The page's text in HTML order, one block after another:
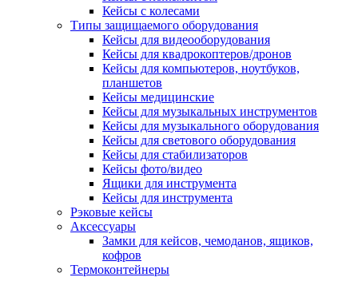
Кейсы с колесами
Типы защищаемого оборудования
Кейсы для видеооборудования
Кейсы для квадрокоптеров/дронов
Кейсы для компьютеров, ноутбуков,
планшетов
Кейсы медицинские
Кейсы для музыкальных инструментов
Кейсы для музыкального оборудования
Кейсы для светового оборудования
Кейсы для стабилизаторов
Кейсы фото/видео
Ящики для инструмента
Кейсы для инструмента
Рэковые кейсы
Аксессуары
Замки для кейсов, чемоданов, ящиков,
кофров
Термоконтейнеры